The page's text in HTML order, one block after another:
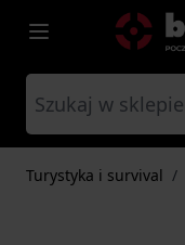
Przejdź do treści
Turystyka i survival /